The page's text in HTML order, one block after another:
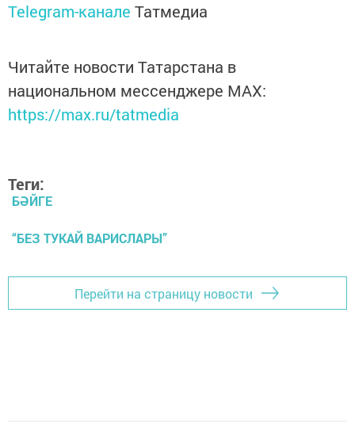
Telegram-канале Татмедиа
Читайте новости Татарстана в
национальном мессенджере MАХ:
https://max.ru/tatmedia
Теги:
БӘЙГЕ
“БЕЗ ТУКАЙ ВАРИСЛАРЫ”
Перейти на страницу новости